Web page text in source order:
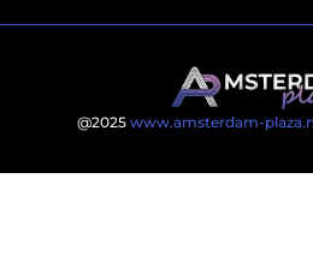
@2025 www.amsterdam-